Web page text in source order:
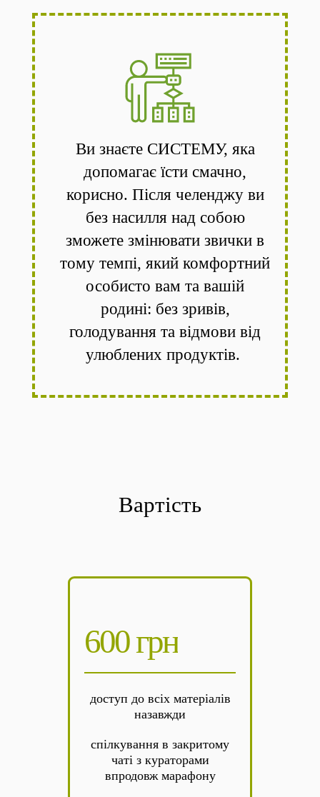
Ви знаєте СИСТЕМУ, яка
допомагає їсти смачно,
корисно. Після челенджу ви
без насилля над собою
зможете змінювати звички в
тому темпі, який комфортний
особисто вам та вашій
родині: без зривів,
голодування та відмови від
улюблених продуктів.
Вартість
600 грн
доступ до всіх матеріалів
назавжди
спілкування в закритому
чаті з кураторами
впродовж марафону